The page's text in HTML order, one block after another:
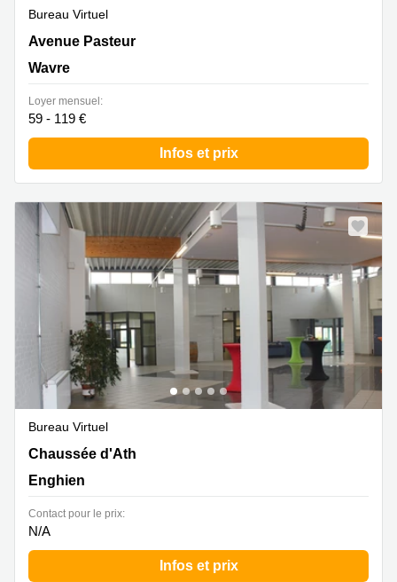
Bureau Virtuel
Avenue Pasteur 6/H, Wavre
Avenue Pasteur
Wavre
Loyer mensuel:
59 - 119 €
Infos et prix
Bureau Virtuel
Chaussée d'Ath 242, Enghien
Chaussée d'Ath
Enghien
Contact pour le prix:
N/A
Infos et prix